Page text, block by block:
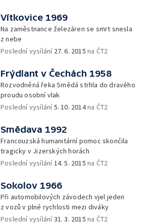
Vítkovice 1969
Na zaměstnance železáren se smrt snesla
z nebe
Poslední vysílání 27. 6. 2015 na ČT2
Frýdlant v Čechách 1958
Rozvodněná řeka Smědá strhla do dravého
proudu osobní vlak
Poslední vysílání5. 10. 2014na ČT2
Smědava 1992
Francouzská humanitární pomoc skončila
tragicky v Jizerských horách
Poslední vysílání14. 5. 2015 na ČT2
Sokolov 1966
Při automobilových závodech vjel jeden
z vozů v plné rychlosti mezi diváky
Poslední vysílání31. 3. 2015 na ČT2